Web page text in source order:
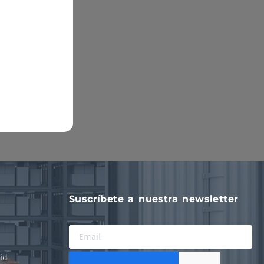
Suscríbete a nuestra newsletter